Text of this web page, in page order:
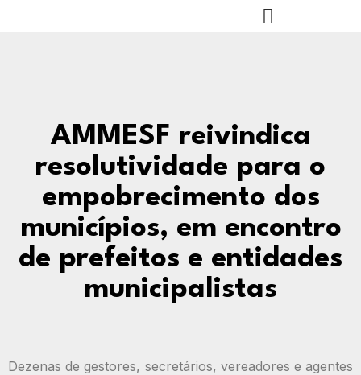
AMMESF reivindica
resolutividade para o
empobrecimento dos
municípios, em encontro
de prefeitos e entidades
municipalistas
Dezenas de gestores, secretários, vereadores e agentes